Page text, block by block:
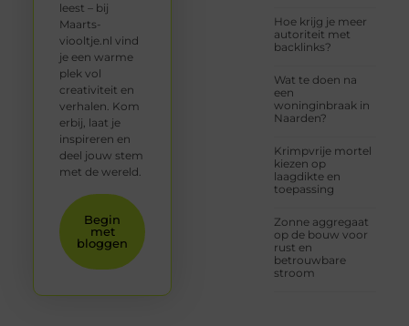
Hoe krijg je meer
autoriteit met
backlinks?
Wat te doen na
een
woninginbraak in
Naarden?
Krimpvrije mortel
kiezen op
laagdikte en
toepassing
Zonne aggregaat
op de bouw voor
rust en
betrouwbare
stroom
leest – bij
Maarts-
viooltje.nl vind
je een warme
plek vol
creativiteit en
verhalen. Kom
erbij, laat je
inspireren en
deel jouw stem
met de wereld.
Begin
met
bloggen